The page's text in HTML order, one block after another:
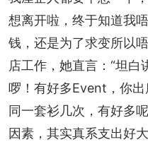
想离开啦，终于知道我
钱，还是为了求变所以
店工作，她直言：“坦
啰！有好多Event，你
同一套衫几次，有好多
因素，其实真系支出好